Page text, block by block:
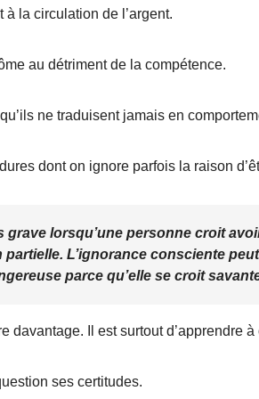
la circulation de l’argent.
au détriment de la compétence.
ne traduisent jamais en
dont on ignore parfois la raison
lorsqu’une personne croit
L’ignorance consciente
parce qu’elle se croit
davantage. Il est surtout d’apprendre
ses certitudes.